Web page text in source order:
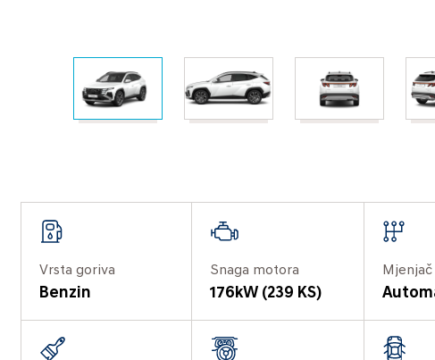
Vrsta goriva
Benzin
Snaga motora
176kW (239 KS)
Mjenjač